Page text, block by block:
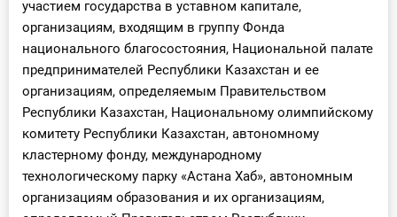
участием государства в уставном капитале,
организациям, входящим в группу Фонда
национального благосостояния, Национальной палате
предпринимателей Республики Казахстан и ее
организациям, определяемым Правительством
Республики Казахстан, Национальному олимпийскому
комитету Республики Казахстан, автономному
кластерному фонду, международному
технологическому парку «Астана Хаб», автономным
организациям образования и их организациям,